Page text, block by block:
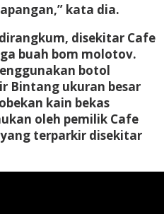
kata dia.
disekitar Cafe
buah bom molotov.
botol
Bintang ukuran besar
kain bekas
oleh pemilik Cafe
terparkir disekitar